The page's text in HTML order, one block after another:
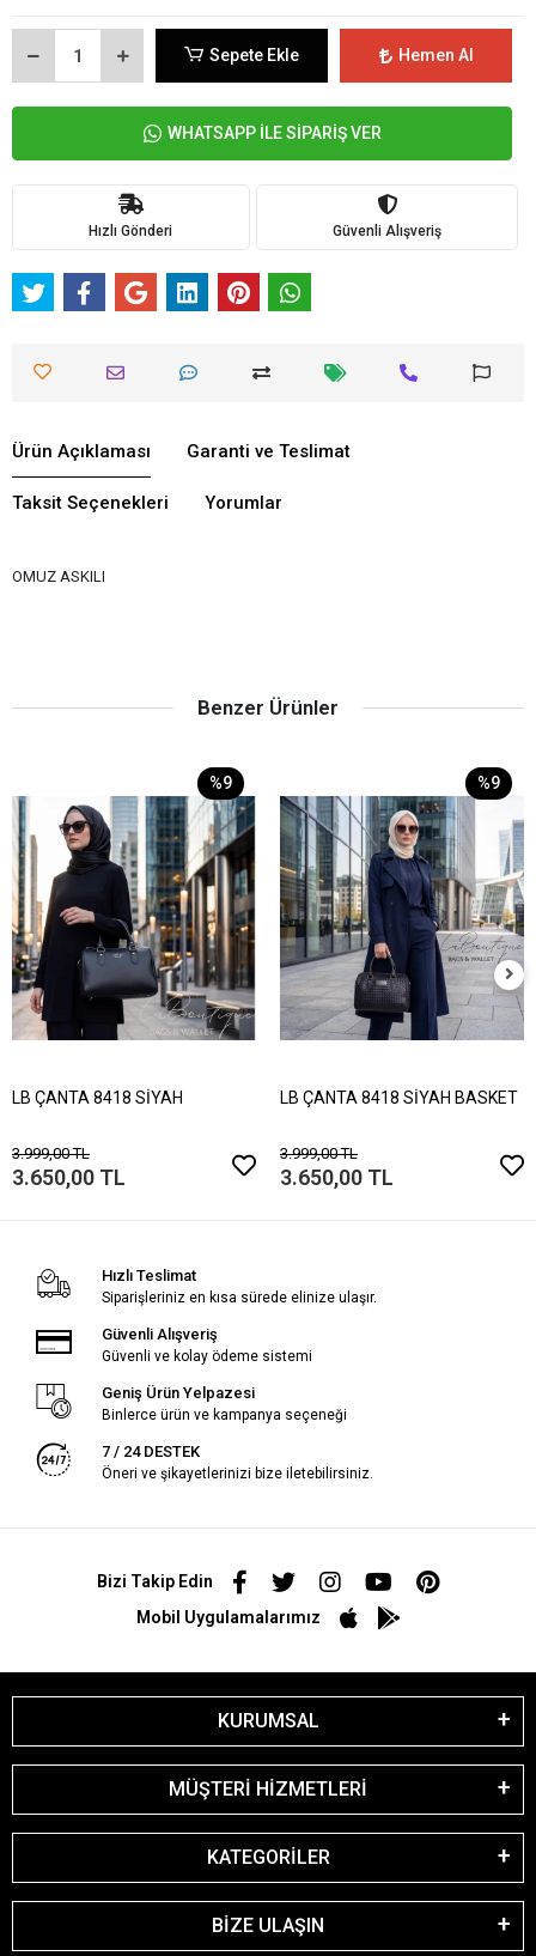
Sepete Ekle Hemen Al
WHATSAPP İLE SİPARİŞ VER
Hızlı Gönderi Güvenli Alışveriş
Ürün Açıklaması Garanti ve Teslimat
Taksit Seçenekleri Yorumlar
OMUZ ASKILI
Benzer Ürünler
%9
LB ÇANTA 8418 SİYAH
3.999,00 TL
3.650,00 TL
%9
LB ÇANTA 8418 SİYAH BASKET
3.999,00 TL
3.650,00 TL
Hızlı Teslimat
Siparişleriniz en kısa sürede elinize ulaşır.
Güvenli Alışveriş
Güvenli ve kolay ödeme sistemi
Geniş Ürün Yelpazesi
Binlerce ürün ve kampanya seçeneği
7 / 24 DESTEK
Öneri ve şikayetlerinizi bize iletebilirsiniz.
Bizi Takip Edin
Mobil Uygulamalarımız
KURUMSAL
MÜŞTERİ HİZMETLERİ
KATEGORİLER
BİZE ULAŞIN